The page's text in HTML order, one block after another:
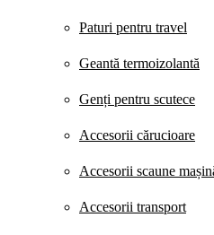
Paturi pentru travel
Geantă termoizolantă
Genți pentru scutece
Accesorii cărucioare
Accesorii scaune
Accesorii transport